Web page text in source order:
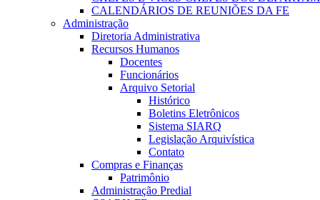
CALENDÁRIOS DE REUNIÕES DA FE
Administração
Diretoria Administrativa
Recursos Humanos
Docentes
Funcionários
Arquivo Setorial
Histórico
Boletins Eletrônicos
Sistema SIARQ
Legislação Arquivística
Contato
Compras e Finanças
Patrimônio
Administração Predial